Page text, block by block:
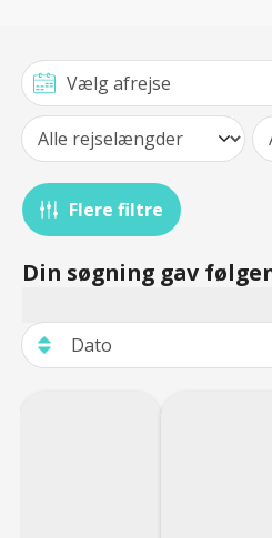
Flere filtre
Din søgning gav